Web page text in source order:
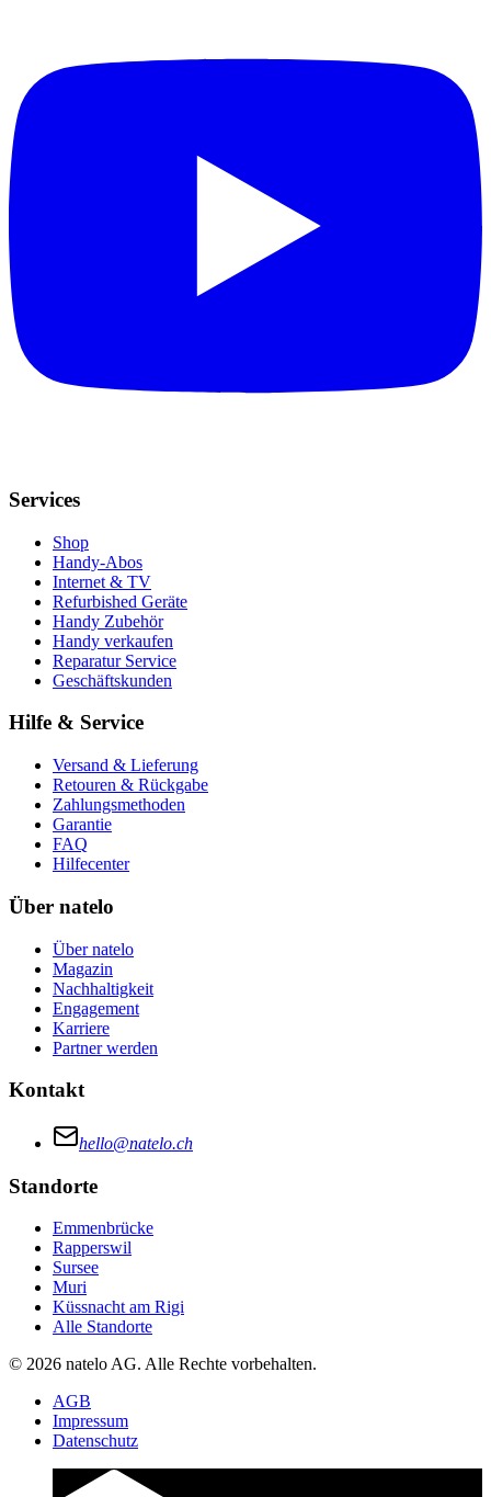
Services
Shop
Handy-Abos
Internet & TV
Refurbished Geräte
Handy Zubehör
Handy verkaufen
Reparatur Service
Geschäftskunden
Hilfe & Service
Versand & Lieferung
Retouren & Rückgabe
Zahlungsmethoden
Garantie
FAQ
Hilfecenter
Über natelo
Über natelo
Magazin
Nachhaltigkeit
Engagement
Karriere
Partner werden
Kontakt
hello@natelo.ch
Standorte
Emmenbrücke
Rapperswil
Sursee
Muri
Küssnacht am Rigi
Alle Standorte
© 2026 natelo AG. Alle Rechte vorbehalten.
AGB
Impressum
Datenschutz